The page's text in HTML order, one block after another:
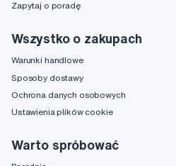
Zapytaj o poradę
Wszystko o zakupach
Warunki handlowe
Sposoby dostawy
Ochrona danych osobowych
Ustawienia plików cookie
Warto spróbować